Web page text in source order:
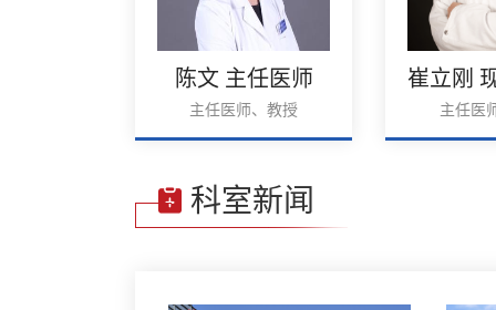
陈文 主任医师
主任医师、教授 主任医
科室新闻